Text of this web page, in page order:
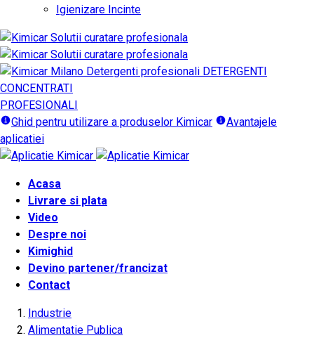
Igienizare Incinte
DETERGENTI
CONCENTRATI
PROFESIONALI
Ghid pentru utilizare a produselor Kimicar
Avantajele
aplicatiei
Acasa
Livrare si plata
Video
Despre noi
Kimighid
Devino partener/francizat
Contact
Industrie
Alimentatie Publica